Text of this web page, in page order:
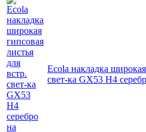
Ecola накладка
свет-ка GX53 H4